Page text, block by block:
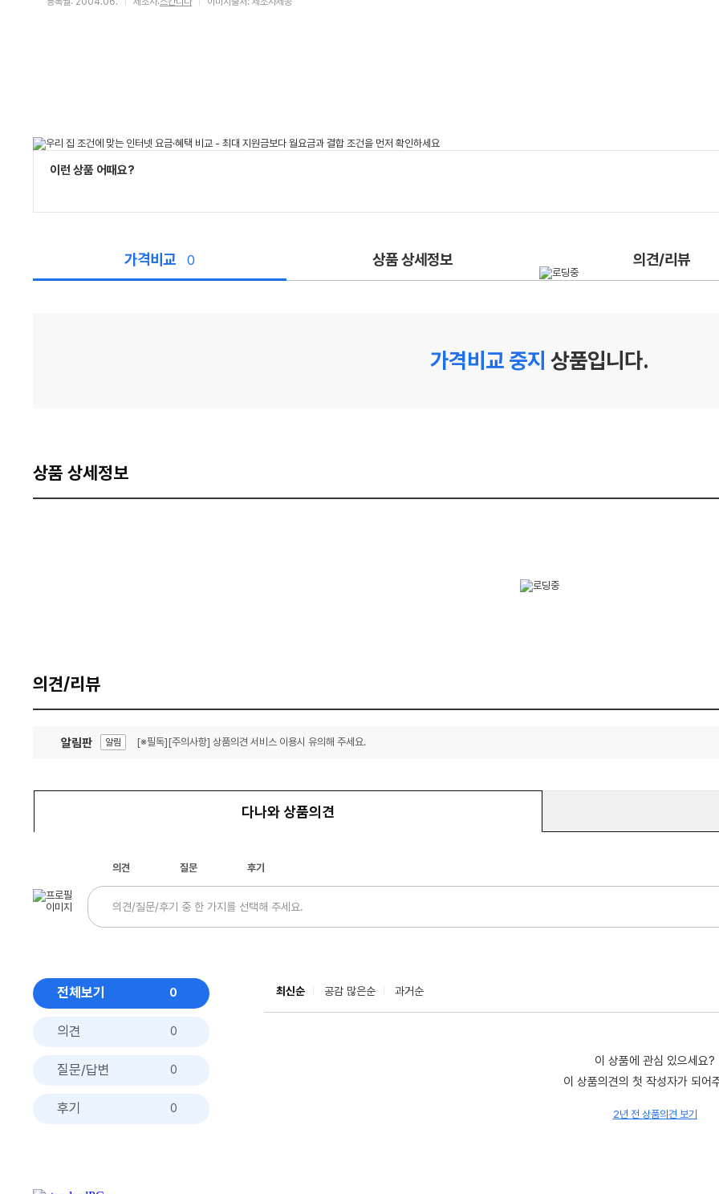
이런 상품 어때요?
가격비교 0 상품 상세정보 의견/리뷰
가격비교 중지 상품입니다.
상품 상세정보
의견/리뷰
알림판 알림 [※필독][주의사항] 상품의견 서비스 이용시 유의해 주세요.
다나와 상품의견
의견 질문 후기
전체보기 0
의견 0
질문/답변 0
후기 0
최신순 공감 많은순 과거순
이 상품에 관심 있으세요?
이 상품의견의 첫 작성자가 되어
2년 전 상품의견 보기